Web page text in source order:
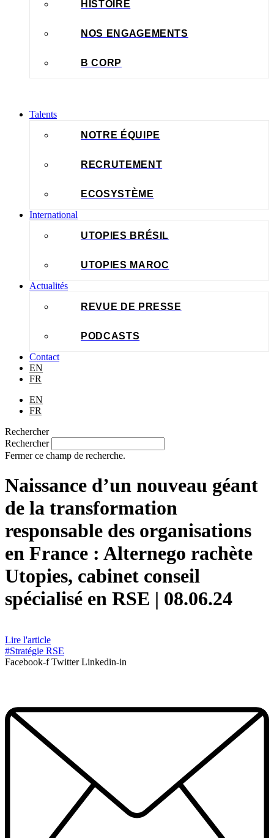
HISTOIRE
NOS ENGAGEMENTS
B CORP
Talents
NOTRE ÉQUIPE
RECRUTEMENT
ECOSYSTÈME
International
UTOPIES BRÉSIL
UTOPIES MAROC
Actualités
REVUE DE PRESSE
PODCASTS
Contact
EN
FR
EN
FR
Rechercher
Rechercher
Fermer ce champ de recherche.
Naissance d’un nouveau géant
de la transformation
responsable des organisations
en France : Alternego rachète
Utopies, cabinet conseil
spécialisé en RSE | 08.06.24
Lire l'article
#Stratégie RSE
Facebook-f Twitter Linkedin-in